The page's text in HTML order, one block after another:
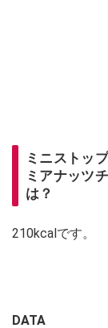
ミニストッ
ミアナッツ
は？
210kcalです。
DATA